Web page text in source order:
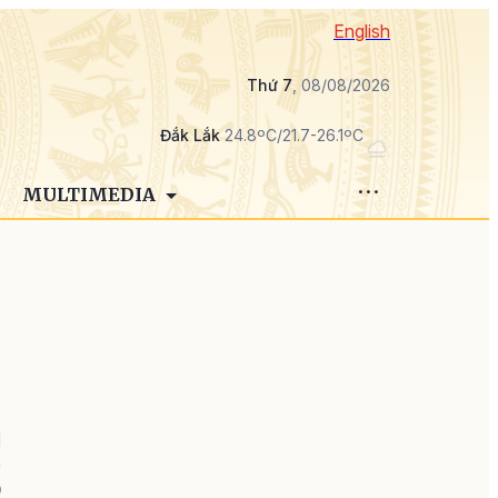
English
Thứ 7, 08/08/2026
Đắk Lắk24.8ºC/21.7-26.1ºC
MULTIMEDIA